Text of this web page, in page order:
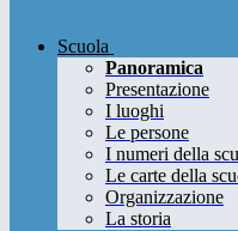
Scuola
Panoramica
Presentazione
I luoghi
Le persone
I numeri della
Le carte della
Organizzazione
La storia